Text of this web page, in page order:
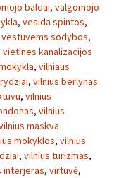
baldai, valgomojo
, vesida spintos,
vestuvems sodybos,
vietines kanalizacijos
, vilniaus
, vilnius berlynas
, vilnius
, vilnius
maskva
mokyklos, vilnius
, vilnius turizmas,
interjeras, virtuvė,